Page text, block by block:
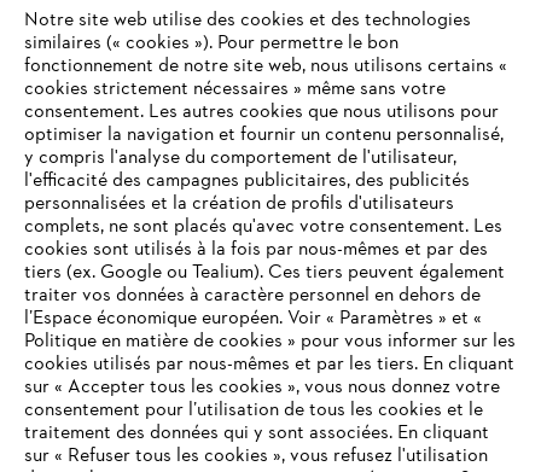
L'Entreprise
STIHL FAQ
Contact
VOTRE NAVIGATEUR INTERNET
N'EST PLUS PRIS EN CHARGE
Notre site web utilise des cookies et des technologies
similaires (« cookies »). Pour permettre le bon
fonctionnement de notre site web, nous utilisons certains «
cookies strictement nécessaires » même sans votre
consentement. Les autres cookies que nous utilisons pour
optimiser la navigation et fournir un contenu personnalisé,
y compris l'analyse du comportement de l'utilisateur,
l'efficacité des campagnes publicitaires, des publicités
personnalisées et la création de profils d'utilisateurs
complets, ne sont placés qu'avec votre consentement. Les
cookies sont utilisés à la fois par nous-mêmes et par des
tiers (ex. Google ou Tealium). Ces tiers peuvent également
traiter vos données à caractère personnel en dehors de
l’Espace économique européen. Voir « Paramètres » et «
Politique en matière de cookies » pour vous informer sur les
cookies utilisés par nous-mêmes et par les tiers. En cliquant
sur « Accepter tous les cookies », vous nous donnez votre
consentement pour l’utilisation de tous les cookies et le
traitement des données qui y sont associées. En cliquant
sur « Refuser tous les cookies », vous refusez l'utilisation